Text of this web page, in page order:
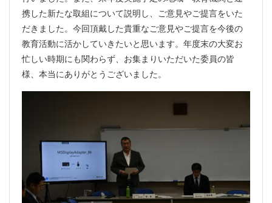
携した新たな取組について説明し、ご意見やご提言をいた
だきました。今回頂戴した貴重なご意見やご提言を今後の
教育活動に活かしていきたいと思います。年度末の大変お
忙しい時期にも関わらず、お集まりいただいた委員の皆
様、本当にありがとうございました。